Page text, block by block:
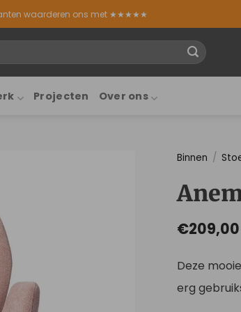
waarderen ons met ★★★★★
Projecten Over ons
Binnen /
€209,00
Deze
erg